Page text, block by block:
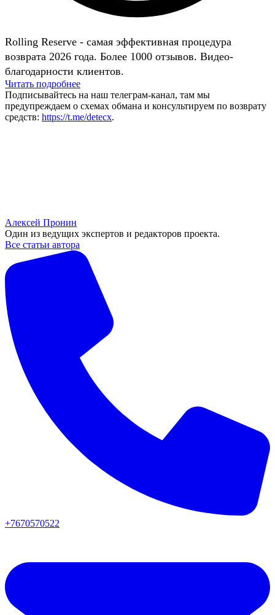
Rolling Reserve - самая эффективная процедура
возврата 2026 года. Более 1000 отзывов. Видео-
благодарности клиентов.
Читать подробнее
Подписывайтесь на наш телеграм-канал, там мы
предупреждаем о схемах обмана и консультируем по возврату
средств: https://t.me/detecx.
Алексей Пронин
Один из ведущих экспертов и редакторов проекта.
Все статьи автора
+7670570522